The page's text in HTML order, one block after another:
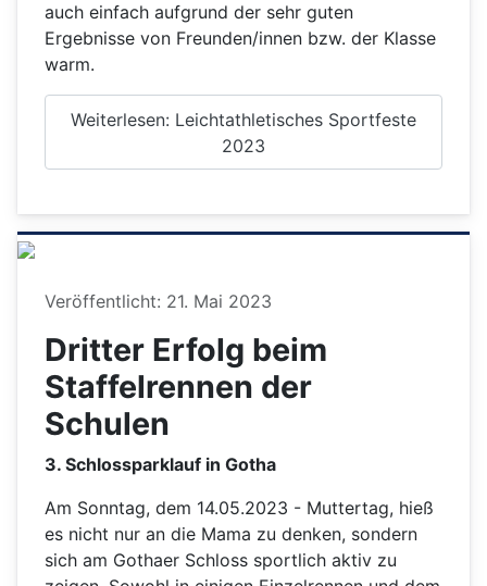
auch einfach aufgrund der sehr guten
Ergebnisse von Freunden/innen bzw. der Klasse
warm.
Weiterlesen: Leichtathletisches Sportfeste
2023
Details
Veröffentlicht: 21. Mai 2023
Dritter Erfolg beim
Staffelrennen der
Schulen
3. Schlossparklauf in Gotha
Am Sonntag, dem 14.05.2023 - Muttertag, hieß
es nicht nur an die Mama zu denken, sondern
sich am Gothaer Schloss sportlich aktiv zu